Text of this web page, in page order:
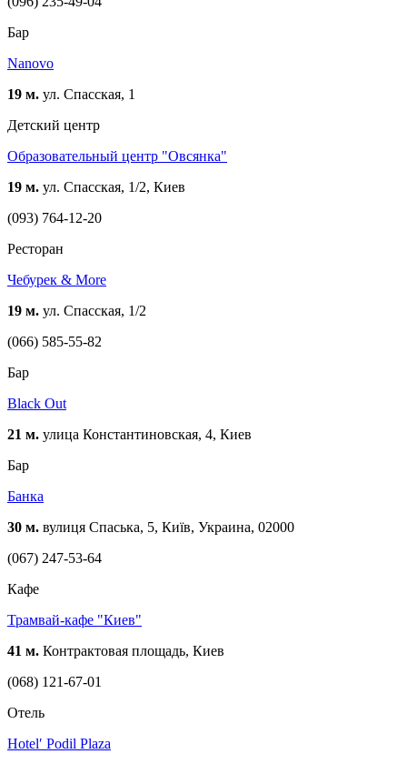
Бар
Nanovo
19 м. ул. Спасская, 1
Детский центр
Образовательный центр "Овсянка"
19 м. ул. Спасская, 1/2, Киев
(093) 764-12-20
Ресторан
Чебурек & More
19 м. ул. Спасская, 1/2
(066) 585-55-82
Бар
Black Out
21 м. улица Константиновская, 4, Киев
Бар
Банка
30 м. вулиця Спаська, 5, Київ, Украина, 02000
(067) 247-53-64
Кафе
Трамвай-кафе "Киев"
41 м. Контрактовая площадь, Киев
(068) 121-67-01
Отель
Hotelʹ Podil Plaza